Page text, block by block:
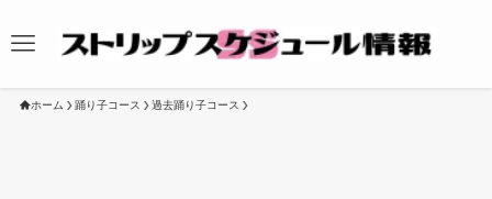
ホーム 踊り子コース 過去踊り子コース